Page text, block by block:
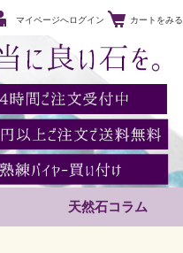
マイページへログイン カートをみる
天然石コラム